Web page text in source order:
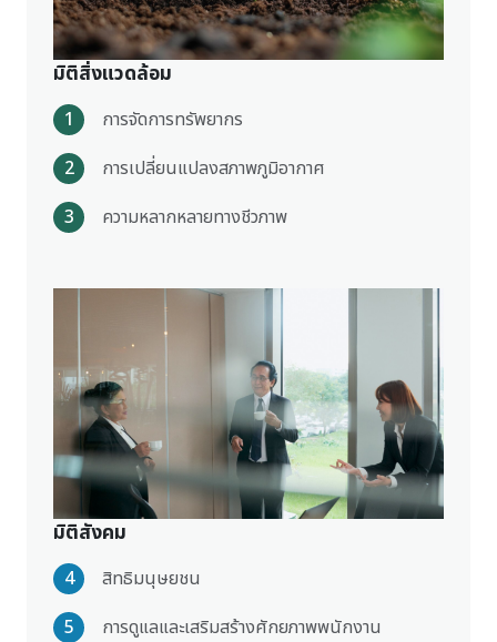
มิติสิ่งแวดล้อม
1
การจัดการทรัพยากร
2
การเปลี่ยนแปลงสภาพภูมิอากาศ
3
ความหลากหลายทางชีวภาพ
มิติสังคม
4
สิทธิมนุษยชน
5
การดูแลและเสริมสร้างศักยภาพพนักงาน